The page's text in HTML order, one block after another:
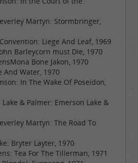
Martyn: Stormbringer,
Liege And Leaf, 1969
Barleycorn must Die, 1970
Bone Jakon, 1970
And Water, 1970
In The Wake Of Poseidon,
Lake & Palmer: Emerson Lake &
Martyn: The Road To
Bryter Layter, 1970
Tea For The Tillerman, 1971